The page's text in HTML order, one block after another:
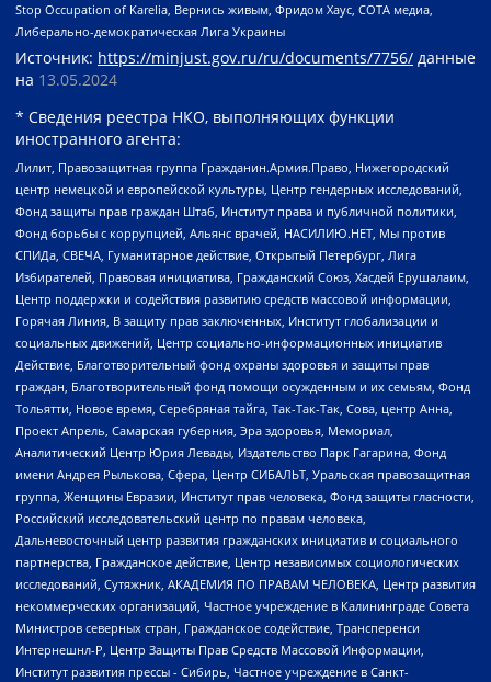
Stop Occupation of Karelia, Вернись живым, Фридом Хаус, СОТА медиа,
Либерально-демократическая Лига Украины
Источник: https://minjust.gov.ru/ru/documents/7756/ данные
на 13.05.2024
* Сведения реестра НКО, выполняющих функции
иностранного агента:
Лилит, Правозащитная группа Гражданин.Армия.Право, Нижегородский
центр немецкой и европейской культуры, Центр гендерных исследований,
Фонд защиты прав граждан Штаб, Институт права и публичной политики,
Фонд борьбы с коррупцией, Альянс врачей, НАСИЛИЮ.НЕТ, Мы против
СПИДа, СВЕЧА, Гуманитарное действие, Открытый Петербург, Лига
Избирателей, Правовая инициатива, Гражданский Союз, Хасдей Ерушалаим,
Центр поддержки и содействия развитию средств массовой информации,
Горячая Линия, В защиту прав заключенных, Институт глобализации и
социальных движений, Центр социально-информационных инициатив
Действие, Благотворительный фонд охраны здоровья и защиты прав
граждан, Благотворительный фонд помощи осужденным и их семьям, Фонд
Тольятти, Новое время, Серебряная тайга, Так-Так-Так, Сова, центр Анна,
Проект Апрель, Самарская губерния, Эра здоровья, Мемориал,
Аналитический Центр Юрия Левады, Издательство Парк Гагарина, Фонд
имени Андрея Рылькова, Сфера, Центр СИБАЛЬТ, Уральская правозащитная
группа, Женщины Евразии, Институт прав человека, Фонд защиты гласности,
Российский исследовательский центр по правам человека,
Дальневосточный центр развития гражданских инициатив и социального
партнерства, Гражданское действие, Центр независимых социологических
исследований, Сутяжник, АКАДЕМИЯ ПО ПРАВАМ ЧЕЛОВЕКА, Центр развития
некоммерческих организаций, Частное учреждение в Калининграде Совета
Министров северных стран, Гражданское содействие, Трансперенси
Интернешнл-Р, Центр Защиты Прав Средств Массовой Информации,
Институт развития прессы - Сибирь, Частное учреждение в Санкт-